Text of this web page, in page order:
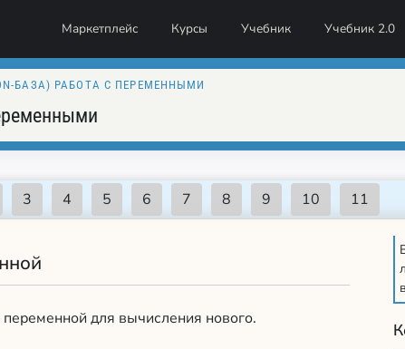
Маркетплейс Курсы Учебник Учебник 2.0
БАЗА) РАБОТА C ПЕРЕМЕННЫМИ
для вычисления нового.